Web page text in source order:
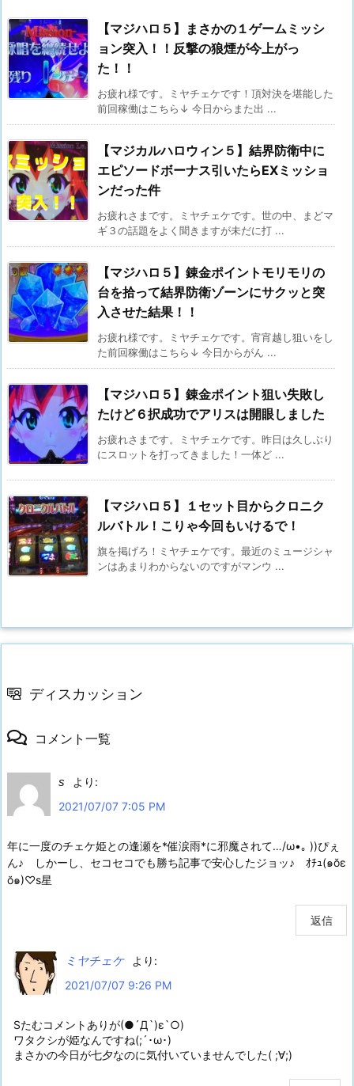
【マジハロ５】まさかの１ゲームミッシ
ョン突入！！反撃の狼煙が今上がっ
た！！
お疲れ様です。ミヤチェケです！頂対決を堪能した
前回稼働はこちら↓ 今日からまた出 ...
【マジカルハロウィン５】結界防衛中に
エピソードボーナス引いたらEXミッショ
ンだった件
お疲れさまです。ミヤチェケです。世の中、まどマ
ギ３の話題をよく聞きますが未だに打 ...
【マジハロ５】錬金ポイントモリモリの
台を拾って結界防衛ゾーンにサクッと突
入させた結果！！
お疲れ様です。ミヤチェケです。宵宵越し狙いをし
た前回稼働はこちら↓ 今日からがん ...
【マジハロ５】錬金ポイント狙い失敗し
たけど６択成功でアリスは開眼しました
お疲れさまです。ミヤチェケです。昨日は久しぶり
にスロットを打ってきました！一体ど ...
【マジハロ５】１セット目からクロニク
ルバトル！こりゃ今回もいけるで！
旗を掲げろ！ミヤチェケです。最近のミュージシャ
ンはあまりわからないのですがマンウ ...
ディスカッション
コメント一覧
s
より:
2021/07/07 7:05 PM
年に一度のチェケ姫との逢瀬を*催涙雨*に邪魔されて…/ω•｡ ))ぴぇ
ん♪ しかーし、セコセコでも勝ち記事で安心したジョッ♪ ｵﾁｭ(๑ŏε
ŏ๑)♡s星
返信
ミヤチェケ
より:
2021/07/07 9:26 PM
Sたむコメントありが(●´Д`)ε`○)
ワタクシが姫なんですね(;´･ω･)
まさかの今日が七夕なのに気付いていませんでした( ;∀;)